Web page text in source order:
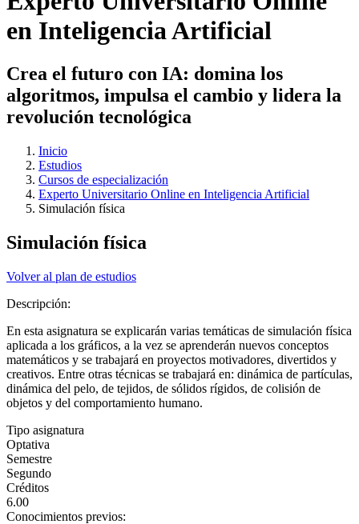
en Inteligencia Artificial
Crea el futuro con IA: domina los
algoritmos, impulsa el cambio y lidera la
revolución tecnológica
Inicio
Estudios
Cursos de especialización
Experto Universitario Online en Inteligencia Artificial
Simulación física
Simulación física
Volver al plan de estudios
Descripción:
En esta asignatura se explicarán varias temáticas de simulación física
aplicada a los gráficos, a la vez se aprenderán nuevos conceptos
matemáticos y se trabajará en proyectos motivadores, divertidos y
creativos. Entre otras técnicas se trabajará en: dinámica de partículas,
dinámica del pelo, de tejidos, de sólidos rígidos, de colisión de
objetos y del comportamiento humano.
Tipo asignatura
Optativa
Semestre
Segundo
Créditos
6.00
Conocimientos previos: